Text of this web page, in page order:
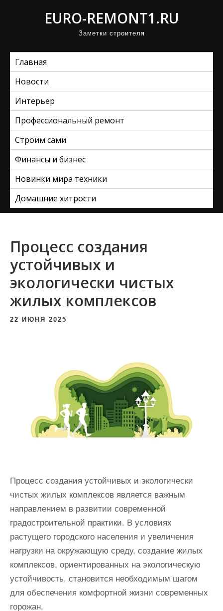
EURO-REMONT1.RU
Заметки строителя
Главная
Новости
Интерьер
Профессиональный ремонт
Строим сами
Финансы и бизнес
Новинки мира техники
Домашние хитрости
Процесс создания
устойчивых и
экологически чистых
жилых комплексов
22 ИЮНЯ 2025
Процесс создания устойчивых и экологически
чистых жилых комплексов является важным
направлением в развитии современной
градостроительной практики. В условиях
растущего городского населения и увеличения
нагрузки на окружающую среду, создание жилых
комплексов, ориентированных на экологическую
устойчивость, становится необходимым шагом
для обеспечения комфортной жизни современных
горожан.